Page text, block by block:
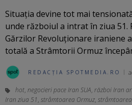
Situația devine tot mai
unde războiul a intrat în ziua 51.
Gărzilor Revoluționare iraniene
totală a Strâmtorii Ormuz
REDACȚIA SPOTMEDIA.RO
hot, negocieri pace Iran SUA, război Iran
Iran ziua 51, strâmtoarea Ormuz,